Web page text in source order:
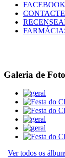
FACEBOOK
Galeria de
Ver todos os